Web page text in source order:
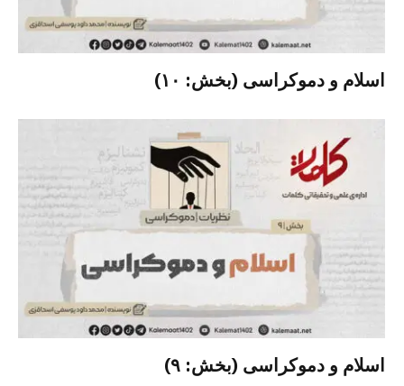
اسلام و دموکراسی (بخش: ۱۰)
اسلام و دموکراسی (بخش: ۹)